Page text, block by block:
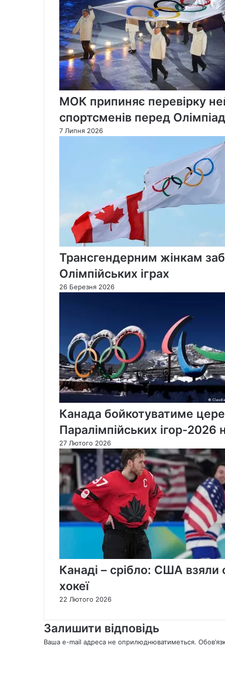
МОК припиняє перевірку
спортсменів перед
7 Липня 2026
Трансгендерним жінкам
Олімпійських іграх
26 Березня 2026
Канада бойкотуватиме
Паралімпійських ігор-2026
27 Лютого 2026
Канаді – срібло: США взяли
хокеї
22 Лютого 2026
Залишити відповідь
Ваша e-mail адреса не оприлюднюватиметься.